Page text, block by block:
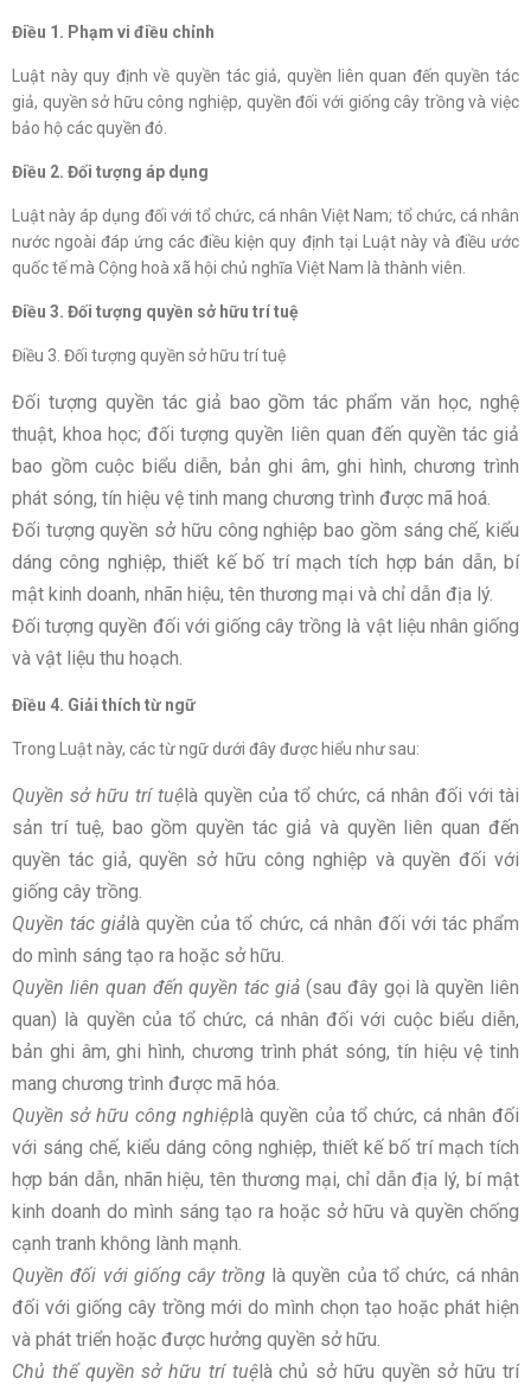
Điều 1. Phạm vi điều chỉnh
Luật này quy định về quyền tác giả, quyền liên quan đến quyền tác
giả, quyền sở hữu công nghiệp, quyền đối với giống cây trồng và việc
bảo hộ các quyền đó.
Điều 2. Đối tượng áp dụng
Luật này áp dụng đối với tổ chức, cá nhân Việt Nam; tổ chức, cá nhân
nước ngoài đáp ứng các điều kiện quy định tại Luật này và điều ước
quốc tế mà Cộng hoà xã hội chủ nghĩa Việt Nam là thành viên.
Điều 3. Đối tượng quyền sở hữu trí tuệ
Điều 3. Đối tượng quyền sở hữu trí tuệ
Đối tượng quyền tác giả bao gồm tác phẩm văn học, nghệ
thuật, khoa học; đối tượng quyền liên quan đến quyền tác giả
bao gồm cuộc biểu diễn, bản ghi âm, ghi hình, chương trình
phát sóng, tín hiệu vệ tinh mang chương trình được mã hoá.
Đối tượng quyền sở hữu công nghiệp bao gồm sáng chế, kiểu
dáng công nghiệp, thiết kế bố trí mạch tích hợp bán dẫn, bí
mật kinh doanh, nhãn hiệu, tên thương mại và chỉ dẫn địa lý.
Đối tượng quyền đối với giống cây trồng là vật liệu nhân giống
và vật liệu thu hoạch.
Điều 4. Giải thích từ ngữ
Trong Luật này, các từ ngữ dưới đây được hiểu như sau:
Quyền sở hữu trí tuệlà quyền của tổ chức, cá nhân đối với tài
sản trí tuệ, bao gồm quyền tác giả và quyền liên quan đến
quyền tác giả, quyền sở hữu công nghiệp và quyền đối với
giống cây trồng.
Quyền tác giảlà quyền của tổ chức, cá nhân đối với tác phẩm
do mình sáng tạo ra hoặc sở hữu.
Quyền liên quan đến quyền tác giả (sau đây gọi là quyền liên
quan) là quyền của tổ chức, cá nhân đối với cuộc biểu diễn,
bản ghi âm, ghi hình, chương trình phát sóng, tín hiệu vệ tinh
mang chương trình được mã hóa.
Quyền sở hữu công nghiệplà quyền của tổ chức, cá nhân đối
với sáng chế, kiểu dáng công nghiệp, thiết kế bố trí mạch tích
hợp bán dẫn, nhãn hiệu, tên thương mại, chỉ dẫn địa lý, bí mật
kinh doanh do mình sáng tạo ra hoặc sở hữu và quyền chống
cạnh tranh không lành mạnh.
Quyền đối với giống cây trồng là quyền của tổ chức, cá nhân
đối với giống cây trồng mới do mình chọn tạo hoặc phát hiện
và phát triển hoặc được hưởng quyền sở hữu.
Chủ thể quyền sở hữu trí tuệlà chủ sở hữu quyền sở hữu trí